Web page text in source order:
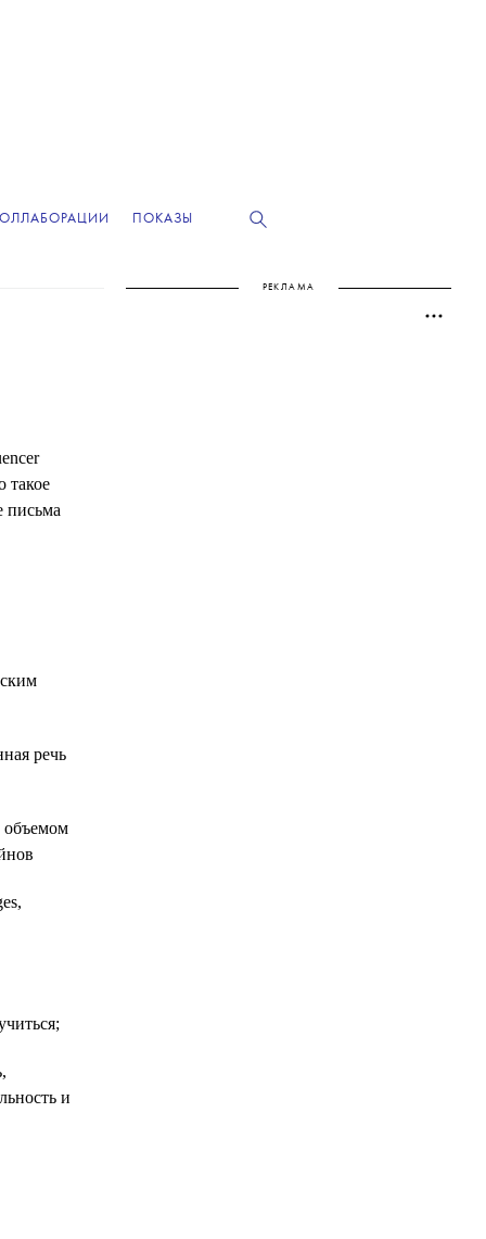
ПОКАЗЫ
РЕКЛАМА
такое
письма
речь
объемом
и